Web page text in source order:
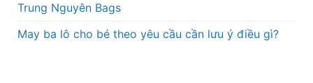
Trung Nguyên Bags
May ba lô cho bé theo yêu cầu cần lưu ý điều gì?